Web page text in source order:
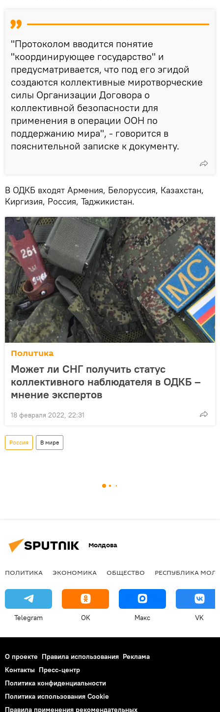
"Протоколом вводится понятие
"координирующее государство" и
предусматривается, что под его эгидой
создаются коллективные миротворческие
силы Организации Договора о
коллективной безопасности для
применения в операции ООН по
поддержанию мира", - говорится в
пояснительной записке к документу.
В ОДКБ входят Армения, Белоруссия, Казахстан,
Киргизия, Россия, Таджикистан.
Политика
Может ли СНГ получить статус
коллективного наблюдателя в ОДКБ –
мнение экспертов
18 февраля 2022, 22:31
Россия В мире
Молдова
ПОЛИТИКА ЭКОНОМИКА ОБЩЕСТВО РЕСПУБЛИКА
Telegram OK Макс VK
О проекте Правила использования Реклама
Контакты Пресс-центр
Политика конфиденциальности
Политика использования Cookie
Правила применения рекомендательных